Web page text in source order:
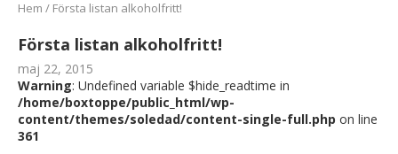
Hem / Första listan alkoholfritt!
Första listan alkoholfritt!
maj 22, 2015
Warning: Undefined variable $hide_readtime in
/home/boxtoppe/public_html/wp-
content/themes/soledad/content-single-full.php on line
361